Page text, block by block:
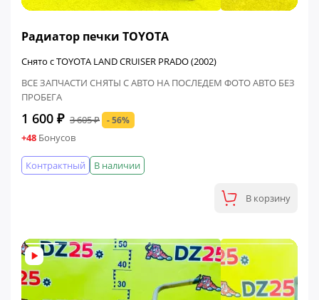
Радиатор печки TOYOTA
Снято с TOYOTA LAND CRUISER PRADO (2002)
ВСЕ ЗАПЧАСТИ СНЯТЫ С АВТО НА ПОСЛЕДЕМ ФОТО АВТО БЕЗ
ПРОБЕГА
1 600 ₽ 3 605 ₽ - 56%
+48 Бонусов
В наличии
Контрактный
В корзину